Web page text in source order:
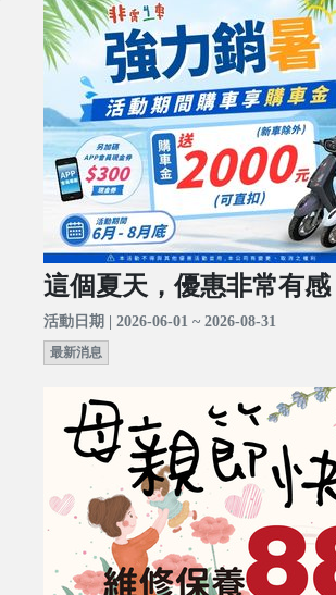
這個夏天，優惠非常有感
活動日期 | 2026-06-01 ~ 2026-08-31
最新消息